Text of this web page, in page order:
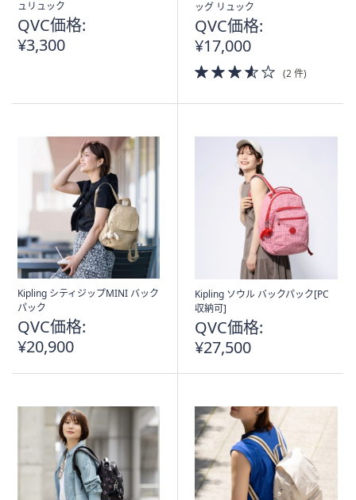
ュリュック
QVC価格:
¥3,300
ッグ リュック
QVC価格:
¥17,000
3.5
of
(2 件)
Kipling シティジップMINI バック
パック
QVC価格:
¥20,900
Kipling ソウル バックパック[PC
収納可]
QVC価格:
¥27,500